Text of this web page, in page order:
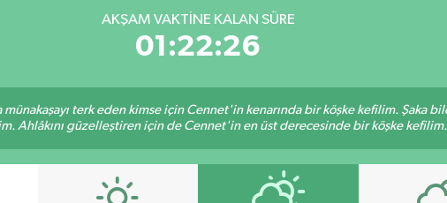
6618.49
BİST100
AKŞAM VAKTINE KALAN SÜRE
01:22:25
terk eden kimse için Cennet'in kenarında bir köşke kefilim. Şaka
Ahlâkını güzelleştiren için de Cennet'in en üst derecesinde bir köşke